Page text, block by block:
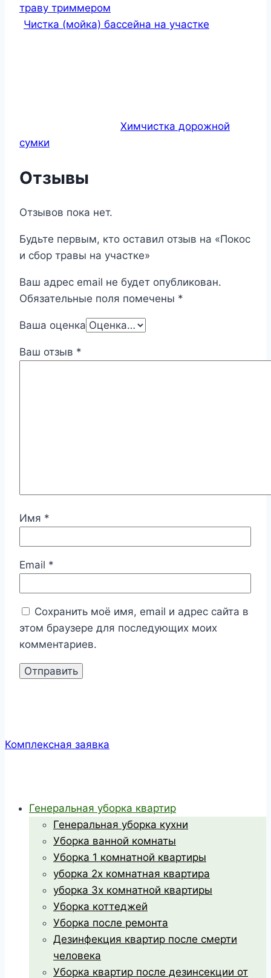
траву триммером
Чистка (мойка) бассейна на участке
Химчистка дорожной
сумки
Отзывы
Отзывов пока нет.
Будьте первым, кто оставил отзыв на «Покос
и сбор травы на участке»
Ваш адрес email не будет опубликован.
Обязательные поля помечены *
Ваша оценка
Ваш отзыв *
Имя *
Email *
Сохранить моё имя, email и адрес сайта в
этом браузере для последующих моих
комментариев.
Комплексная заявка
Генеральная уборка квартир
Генеральная уборка кухни
Уборка ванной комнаты
Уборка 1 комнатной квартиры
уборка 2х комнатная квартира
уборка 3х комнатной квартиры
Уборка коттеджей
Уборка после ремонта
Дезинфекция квартир после смерти
человека
Уборка квартир после дезинсекции от